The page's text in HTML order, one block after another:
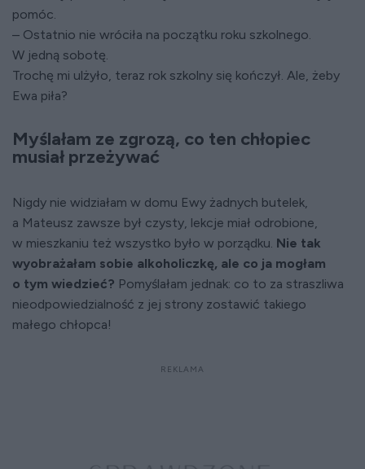
pomóc.
– Ostatnio nie wróciła na początku roku szkolnego.
W jedną sobotę.
Trochę mi ulżyło, teraz rok szkolny się kończył. Ale, żeby
Ewa piła?
Myślałam ze zgrozą, co ten chłopiec
musiał przeżywać
Nigdy nie widziałam w domu Ewy żadnych butelek,
a Mateusz zawsze był czysty, lekcje miał odrobione,
w mieszkaniu też wszystko było w porządku. Nie tak
wyobrażałam sobie alkoholiczkę, ale co ja mogłam
o tym wiedzieć? Pomyślałam jednak: co to za straszliwa
nieodpowiedzialność z jej strony zostawić takiego
małego chłopca!